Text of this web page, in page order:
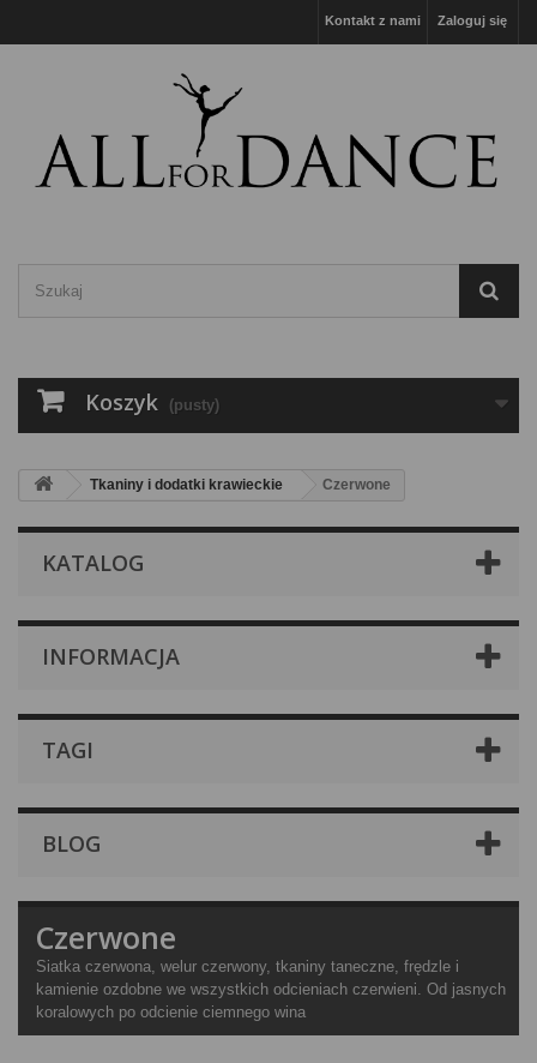
Zaloguj się
Kontakt z nami
Koszyk (pusty)
Tkaniny i dodatki krawieckie Czerwone
KATALOG
INFORMACJA
TAGI
BLOG
Czerwone
Siatka czerwona, welur czerwony, tkaniny taneczne, frędzle i
kamienie ozdobne we wszystkich odcieniach czerwieni. Od jasnych
koralowych po odcienie ciemnego wina